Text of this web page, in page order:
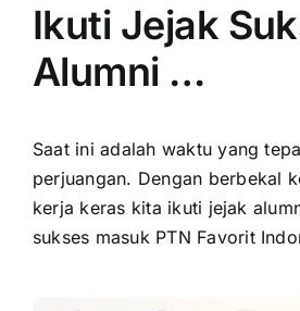
Ikuti Jejak
Alumni …
Saat ini adalah waktu yang
perjuangan. Dengan berbekal
kerja keras kita ikuti jejak
sukses masuk PTN Favorit